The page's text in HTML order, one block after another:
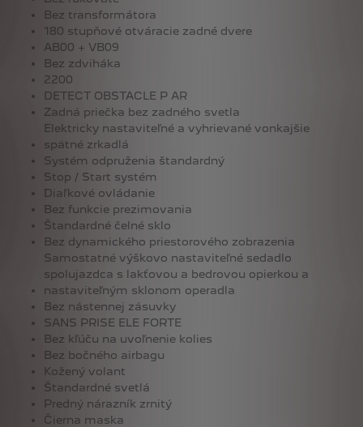
Bez transformátora
180 stupňové otváracie zadné dvere
AB00 + VB09
Bez zdviháka
2200
DETECT OBSTACLE P AR
Zadná priečka bez zadného svetla
Elektricky nastaviteľné a vyhrievané vonkajšie
spätné zrkadlá
Systém odpruženia štandardný
Stop / Start systém
Diaľkové ovládanie
Bez funkcie prezimovania
Štandardné čelné sklo
Bez dynamického priestorového zobrazenia
Samostatné výškovo nastaviteľné sedadlo
spolujazdca s lakťovou a bedrovou opierkou a
nastaviteľným sklonom operadla
Bez nástennej zásuvky
SANS PRISE ELE FORTE
Bez kľúču na uvoľnenie kolies
Bez bočného airbagu
Kožený volant
Štandardné svetlá
Predný nárazník zrnitý
Čierna maska